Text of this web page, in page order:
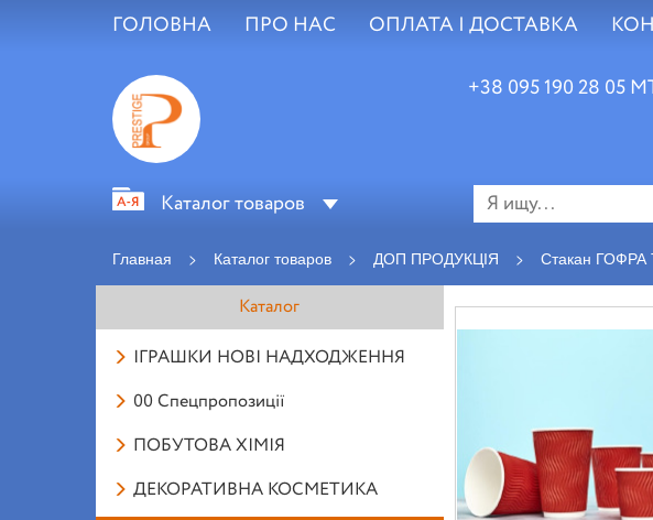
ГОЛОВНА ПРО НАС ОПЛАТА І ДОСТАВКА
+38 095 190 28 05
Каталог товаров
Главная > Каталог товаров > ДОП ПРОДУКЦІЯ > Стакан ГОФРА
Каталог
ІГРАШКИ НОВІ НАДХОДЖЕННЯ
00 Спецпропозиції
ПОБУТОВА ХІМІЯ
ДЕКОРАТИВНА КОСМЕТИКА